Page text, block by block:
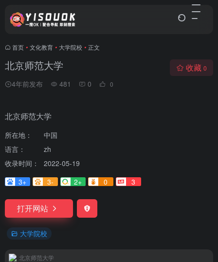
首页 • 文化教育 • 大学院校 • 正文
北京师范大学
4年前发布 481 0 0
收藏 0
北京师范大学
所在地：
中国
语言：
zh
收录时间：
2022-05-19
3+
3- 2+ 0 3
打开网站
大学院校
北京师范大学